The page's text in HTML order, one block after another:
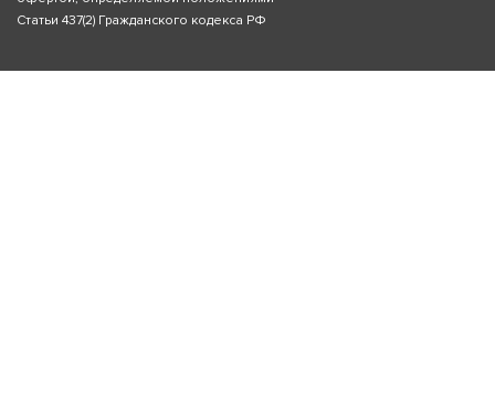
Статьи 437(2) Гражданского кодекса РФ